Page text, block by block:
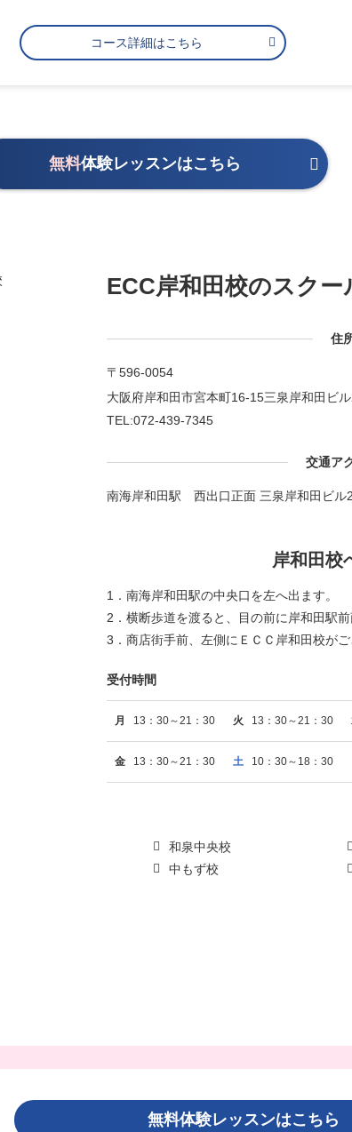
コース詳細はこちら
無料体験レッスンはこちら
ECC岸和田校のスクー
住
〒596-0054
大阪府岸和田市宮本町16-15三泉岸和田ビ
TEL:072-439-7345
交通ア
南海岸和田駅 西出口正面 三泉岸和田ビル
岸和田校
1．南海岸和田駅の中央口を左へ出ます。
2．横断歩道を渡ると、目の前に岸和田駅
3．商店街手前、左側にＥＣＣ岸和田校が
受付時間
月 13：30～21：30 火 13：30～21：30
金 13：30～21：30 土 10：30～18：30
和泉中央校
中もず校
無料体験レッスンはこち